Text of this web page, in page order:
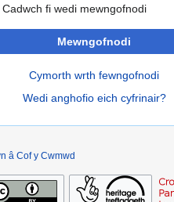
Cadwch fi wedi mewngofnodi
Mewngofnodi
Cymorth wrth fewngofnodi
Wedi anghofio eich cyfrinair?
â Cof y Cwmwd